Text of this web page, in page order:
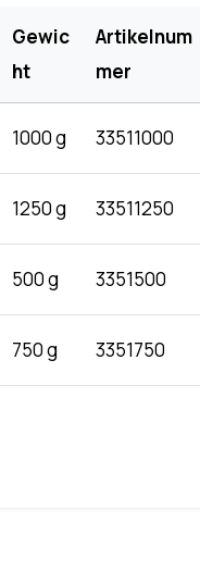
Gewic
ht
Artikelnum
mer
1000 g 33511000
1250 g 33511250
500 g 3351500
750 g 3351750